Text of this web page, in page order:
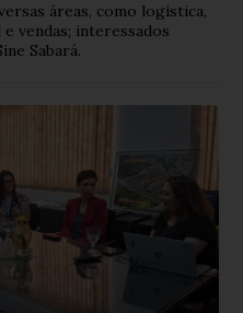
áreas, como logística,
vendas; interessados
Sabará.